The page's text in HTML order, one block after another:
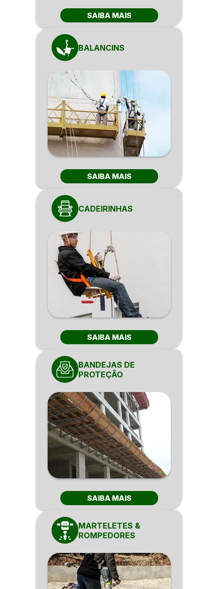
SAIBA MAIS
BALANCINS
SAIBA MAIS
CADEIRINHAS
SAIBA MAIS
BANDEJAS DE
PROTEÇÃO
SAIBA MAIS
MARTELETES &
ROMPEDORES